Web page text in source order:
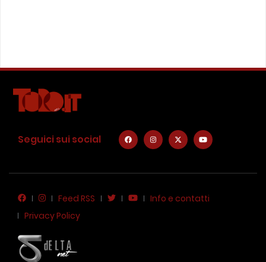
Seguici sui social
Feed RSS
Info e contatti
Privacy Policy